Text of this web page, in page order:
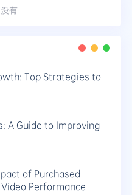
有
Top Strategies to
A Guide to Improving
of Purchased
Performance